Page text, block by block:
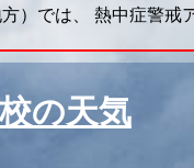
）では、 熱中症警戒
の天気